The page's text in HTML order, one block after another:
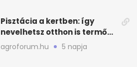
Pisztácia a kertben: így
nevelhetsz otthon is termő
növényt
agroforum.hu 5 napja